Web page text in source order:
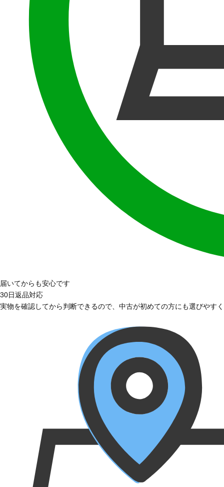
届いてからも安心です
30日返品対応
実物を確認してから判断できるので、中古が初めての方にも選びやす